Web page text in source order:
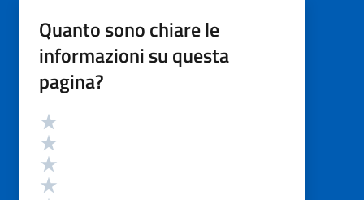
Quanto sono chiare le
informazioni su questa
pagina?
Valutazione